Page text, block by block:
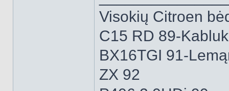
Visokių Citroen
C15 RD 89-
BX16TGI 91-
ZX 92